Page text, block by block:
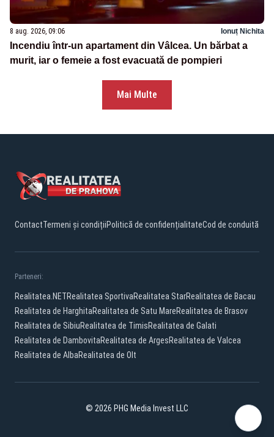
8 aug. 2026, 09:06 Ionuț Nichita
Incendiu într-un apartament din Vâlcea. Un bărbat a
murit, iar o femeie a fost evacuată de pompieri
Mai Multe
ContactTermeni și condițiiPolitică de confidențialitateCod de conduită
Parteneri:
Realitatea.NETRealitatea SportivaRealitatea StarRealitatea de Bacau
Realitatea de HarghitaRealitatea de Satu MareRealitatea de Brasov
Realitatea de SibiuRealitatea de TimisRealitatea de Galati
Realitatea de DambovitaRealitatea de ArgesRealitatea de Valcea
Realitatea de AlbaRealitatea de Olt
© 2026 PHG Media Invest LLC